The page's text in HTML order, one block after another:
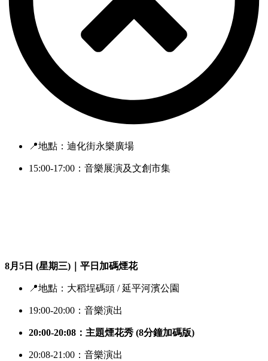
📍地點：迪化街永樂廣場
15:00-17:00：音樂展演及文創市集
8月5日 (星期三)｜平日加碼煙花
📍地點：大稻埕碼頭 / 延平河濱公園
19:00-20:00：音樂演出
20:00-20:08：主題煙花秀 (8分鐘加碼版)
20:08-21:00：音樂演出